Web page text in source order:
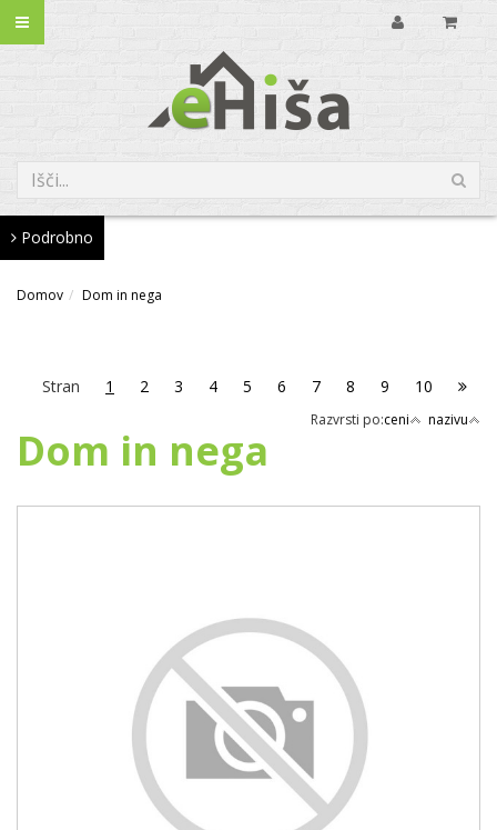
Podrobno
Domov Dom in nega
Stran 1 2 3 4 5 6 7 8 9 10
Razvrsti po:ceni nazivu
Dom in nega